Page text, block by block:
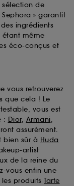
de
» garantit
ingrédients
étant même
éco-conçus et
vous retrouverez
que cela ! Le
vous est
: Dior, Armani,
assurément.
bien sûr à Huda
artist
de la reine du
vous enfin une
produits Tarte